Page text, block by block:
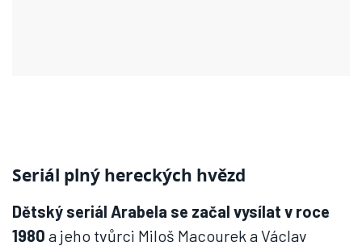
Seriál plný hereckých hvězd
Dětský seriál Arabela se začal vysílat v roce
1980 a jeho tvůrci Miloš Macourek a Václav